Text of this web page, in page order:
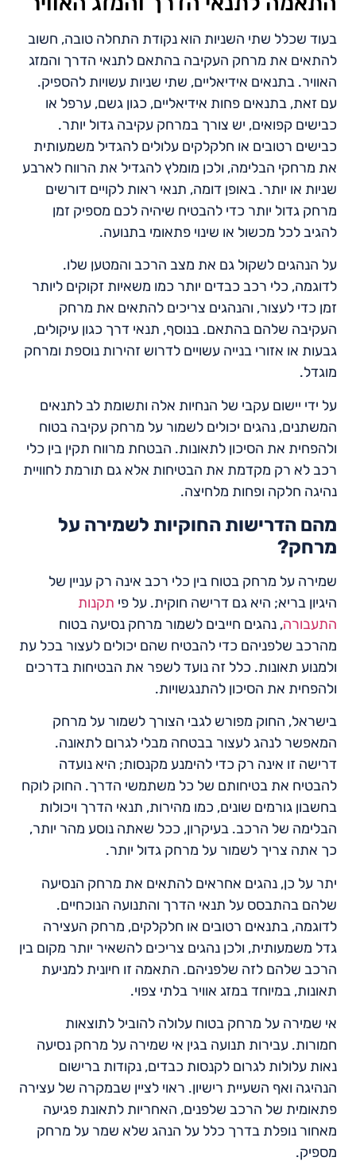
בעוד שכלל שתי השניות הוא נקודת התחלה טובה, חשוב
להתאים את מרחק העקיבה בהתאם לתנאי הדרך והמזג
האוויר. בתנאים אידיאליים, שתי שניות עשויות להספיק.
עם זאת, בתנאים פחות אידיאליים, כגון גשם, ערפל או
כבישים קפואים, יש צורך במרחק עקיבה גדול יותר.
כבישים רטובים או חלקלקים עלולים להגדיל משמעותית
את מרחקי הבלימה, ולכן מומלץ להגדיל את הרווח לארבע
שניות או יותר. באופן דומה, תנאי ראות לקויים דורשים
מרחק גדול יותר כדי להבטיח שיהיה לכם מספיק זמן
להגיב לכל מכשול או שינוי פתאומי בתנועה.
על הנהגים לשקול גם את מצב הרכב והמטען שלו.
לדוגמה, כלי רכב כבדים יותר כמו משאיות זקוקים ליותר
זמן כדי לעצור, והנהגים צריכים להתאים את מרחק
העקיבה שלהם בהתאם. בנוסף, תנאי דרך כגון עיקולים,
גבעות או אזורי בנייה עשויים לדרוש זהירות נוספת ומרחק
מוגדל.
על ידי יישום עקבי של הנחיות אלה ותשומת לב לתנאים
המשתנים, נהגים יכולים לשמור על מרחק עקיבה בטוח
ולהפחית את הסיכון לתאונות. הבטחת מרווח תקין בין כלי
רכב לא רק מקדמת את הבטיחות אלא גם תורמת לחוויית
נהיגה חלקה ופחות מלחיצה.
מהם הדרישות החוקיות לשמירה על
מרחק?
שמירה על מרחק בטוח בין כלי רכב אינה רק עניין של
היגיון בריא; היא גם דרישה חוקית. על פי תקנות
התעבורה, נהגים חייבים לשמור מרחק נסיעה בטוח
מהרכב שלפניהם כדי להבטיח שהם יכולים לעצור בכל עת
ולמנוע תאונות. כלל זה נועד לשפר את הבטיחות בדרכים
ולהפחית את הסיכון להתנגשויות.
בישראל, החוק מפורש לגבי הצורך לשמור על מרחק
המאפשר לנהג לעצור בבטחה מבלי לגרום לתאונה.
דרישה זו אינה רק כדי להימנע מקנסות; היא נועדה
להבטיח את בטיחותם של כל משתמשי הדרך. החוק לוקח
בחשבון גורמים שונים, כמו מהירות, תנאי הדרך ויכולות
הבלימה של הרכב. בעיקרון, ככל שאתה נוסע מהר יותר,
כך אתה צריך לשמור על מרחק גדול יותר.
יתר על כן, נהגים אחראים להתאים את מרחק הנסיעה
שלהם בהתבסס על תנאי הדרך והתנועה הנוכחיים.
לדוגמה, בתנאים רטובים או חלקלקים, מרחק העצירה
גדל משמעותית, ולכן נהגים צריכים להשאיר יותר מקום בין
הרכב שלהם לזה שלפניהם. התאמה זו חיונית למניעת
תאונות, במיוחד במזג אוויר בלתי צפוי.
אי שמירה על מרחק בטוח עלולה להוביל לתוצאות
חמורות. עבירות תנועה בגין אי שמירה על מרחק נסיעה
נאות עלולות לגרום לקנסות כבדים, נקודות ברישום
הנהיגה ואף השעיית רישיון. ראוי לציין שבמקרה של עצירה
פתאומית של הרכב שלפנים, האחריות לתאונת פגיעה
מאחור נופלת בדרך כלל על הנהג שלא שמר על מרחק
מספיק.